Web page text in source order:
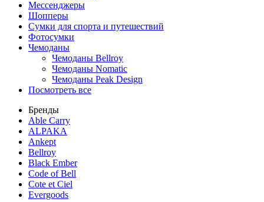
Мессенджеры
Шопперы
Сумки для спорта и путешествий
Фотосумки
Чемоданы
Чемоданы Bellroy
Чемоданы Nomatic
Чемоданы Peak Design
Посмотреть все
Бренды
Able Carry
ALPAKA
Ankept
Bellroy
Black Ember
Code of Bell
Cote et Ciel
Evergoods